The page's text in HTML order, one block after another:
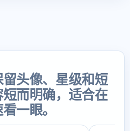
头像、星级和短
而明确，适合在
一眼。